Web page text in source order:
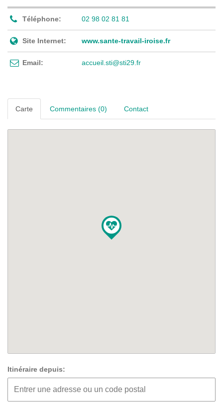
Téléphone: 02 98 02 81 81
Site Internet: www.sante-travail-iroise.fr
Email: accueil.sti@sti29.fr
Carte Commentaires (0) Contact
Itinéraire depuis: